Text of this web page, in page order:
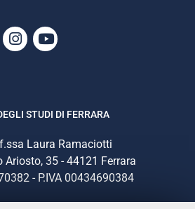
Instagram
Youtube
STUDI DI FERRARA
Laura Ramaciotti
Ariosto, 35 - 44121 Ferrara
- P.IVA 00434690384